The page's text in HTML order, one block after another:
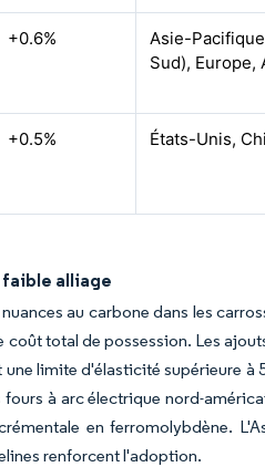
+0.6%
Asie-
Sud), Europe,
+0.5% États-Unis,
faible alliage
au carbone dans les
total de possession. Les
limite d'élasticité supérieure à
à arc électrique nord-
en ferromolybdène.
renforcent l'adoption.